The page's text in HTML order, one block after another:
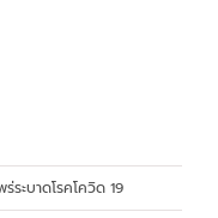
ระบาดโรคโควิด 19